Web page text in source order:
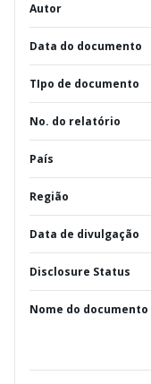
Autor
Data do documento
TIpo de documento
No. do relatório
País
Região
Data de divulgação
Disclosure Status
Nome do documento